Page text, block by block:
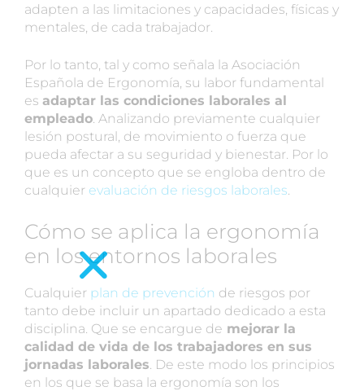
adapten a las limitaciones y capacidades, físicas y
mentales, de cada trabajador.
Por lo tanto, tal y como señala la Asociación
Española de Ergonomía, su labor fundamental
es adaptar las condiciones laborales al
empleado. Analizando previamente cualquier
lesión postural, de movimiento o fuerza que
pueda afectar a su seguridad y bienestar. Por lo
que es un concepto que se engloba dentro de
cualquier evaluación de riesgos laborales.
Cómo se aplica la ergonomía
en los entornos laborales
Cualquier plan de prevención de riesgos por
tanto debe incluir un apartado dedicado a esta
disciplina. Que se encargue de mejorar la
calidad de vida de los trabajadores en sus
jornadas laborales. De este modo los principios
en los que se basa la ergonomía son los